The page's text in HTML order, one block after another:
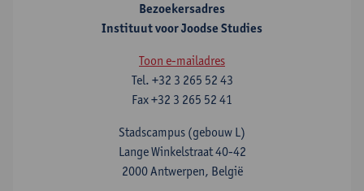
Bezoekersadres
Instituut voor Joodse Studies
Toon e-mailadres
Tel. +32 3 265 52 43
Fax+32 3 265 52 41
Stadscampus (gebouw L)
Lange Winkelstraat 40-42
2000 Antwerpen, België